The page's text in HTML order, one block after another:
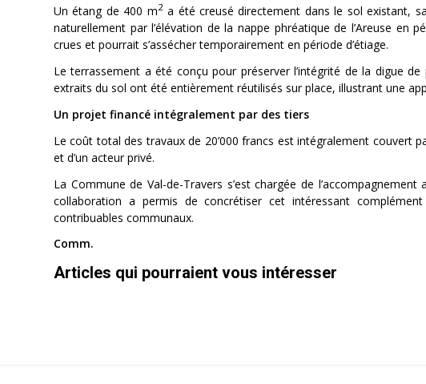
Un étang de 400 m2a été creusé directement dans le sol existant,
naturellement par l’élévation de la nappe phréatique de l’Areuse
crues et pourrait s’assécher temporairement en période d’étiage.
Le terrassement a été conçu pour préserver l’intégrité de la digue
extraits du sol ont été entièrement réutilisés sur place, illustrant une
Un projet financé intégralement par des tiers
Le coût total des travaux de 20’000 francs est intégralement couvert
et d’un acteur privé.
La Commune de Val-de-Travers s’est chargée de
collaboration a permis de concrétiser cet intéressant
contribuables communaux.
Comm.
Articles qui pourraient vous intéresser